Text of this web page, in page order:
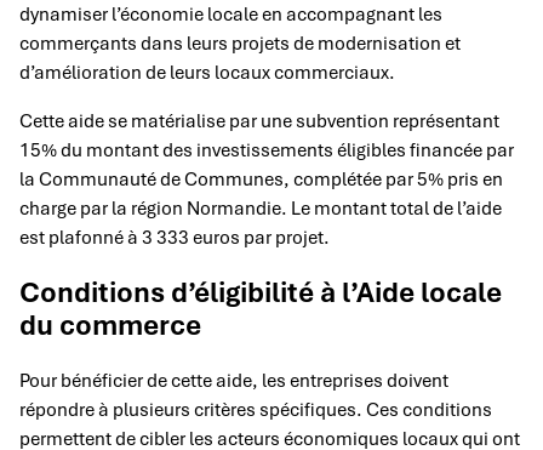
dynamiser l’économie locale en accompagnant les
commerçants dans leurs projets de modernisation et
d’amélioration de leurs locaux commerciaux.
Cette aide se matérialise par une subvention représentant
15% du montant des investissements éligibles financée par
la Communauté de Communes, complétée par 5% pris en
charge par la région Normandie. Le montant total de l’aide
est plafonné à 3 333 euros par projet.
Conditions d’éligibilité à l’Aide locale
du commerce
Pour bénéficier de cette aide, les entreprises doivent
répondre à plusieurs critères spécifiques. Ces conditions
permettent de cibler les acteurs économiques locaux qui ont